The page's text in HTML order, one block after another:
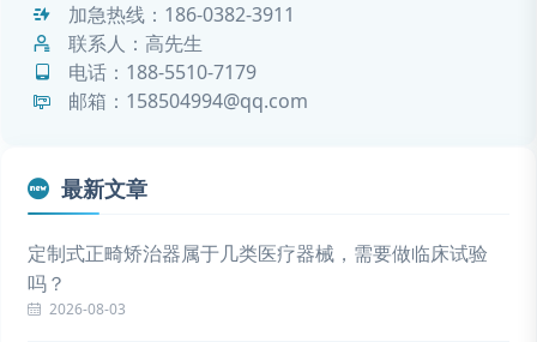
加急热线： 186-0382-3911
联系人：高先生
电话： 188-5510-7179
邮箱：158504994@qq.com
最新文章
定制式正畸矫治器属于几类医疗器械，需要做临床试验
吗？
2026-08-03